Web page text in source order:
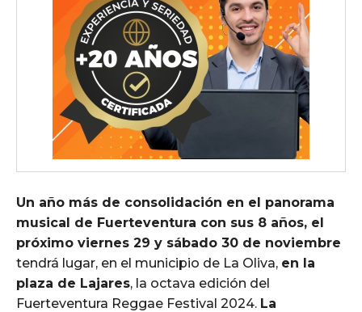
Un año más de consolidación en el panorama
musical de Fuerteventura con sus 8 años, el
próximo viernes 29 y sábado 30 de noviembre
tendrá lugar, en el municipio de La Oliva, en la
plaza de Lajares, la octava edición del
Fuerteventura Reggae Festival 2024. La